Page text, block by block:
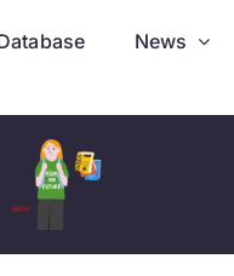
News